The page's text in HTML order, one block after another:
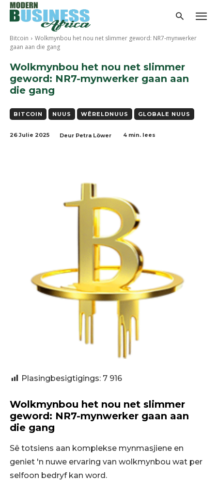
Bitcoin
Wolkmynbou het nou net slimmer geword: NR7-mynwerker
gaan aan die gang
Wolkmynbou het nou net slimmer
geword: NR7-mynwerker gaan aan
die gang
BITCOIN NUUS WÊRELDNUUS GLOBALE NUUS
26 Julie 2025 Deur Petra Löwer 4 min. lees
Plasingbesigtigings: 7 916
Wolkmynbou het nou net slimmer
geword: NR7-mynwerker gaan aan
die gang
Sê totsiens aan komplekse mynmasjiene en
geniet 'n nuwe ervaring van wolkmynbou wat per
selfoon bedryf kan word.